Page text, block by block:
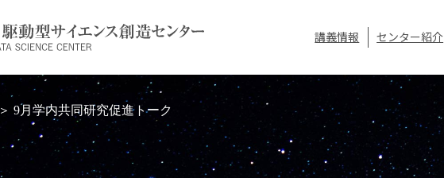
講義情報 センター紹介
＞ 9月学内共同研究促進トーク